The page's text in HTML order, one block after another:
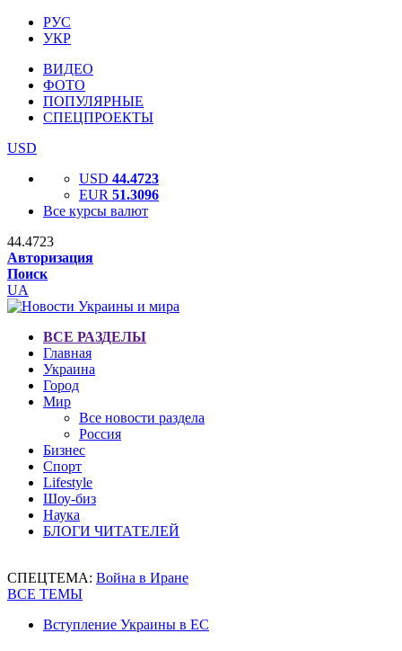
РУС
УКР
ВИДЕО
ФОТО
ПОПУЛЯРНЫЕ
СПЕЦПРОЕКТЫ
USD
USD 44.4723
EUR 51.3096
Все курсы валют
44.4723
Авторизация
Поиск
UA
ВСЕ РАЗДЕЛЫ
Главная
Украина
Город
Мир
Все новости раздела
Россия
Бизнес
Спорт
Lifestyle
Шоу-биз
Наука
БЛОГИ ЧИТАТЕЛЕЙ
СПЕЦТЕМА: Война в Иране
ВСЕ ТЕМЫ
Вступление Украины в ЕС